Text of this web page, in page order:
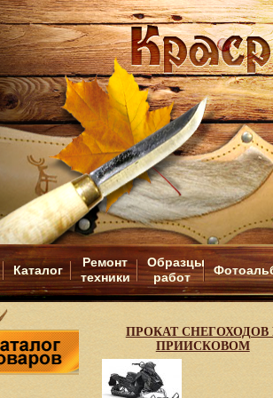
Каталог
Ремонт
техники
Образцы
работ
ПРОКАТ СНЕГОХОДОВ
ПРИИСКОВОМ